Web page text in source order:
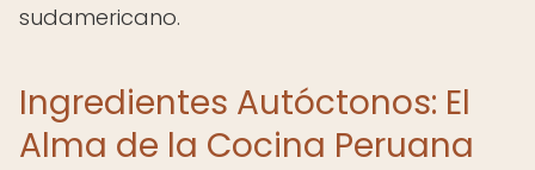
sudamericano.
Ingredientes Autóctonos: El
Alma de la Cocina Peruana